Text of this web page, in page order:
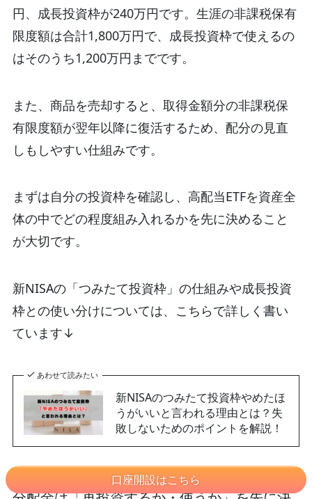
口座開設はこちら
円、成長投資枠が240万円です。生涯の非課税保有
限度額は合計1,800万円で、成長投資枠で使えるの
はそのうち1,200万円までです。
また、商品を売却すると、取得金額分の非課税保
有限度額が翌年以降に復活するため、配分の見直
しもしやすい仕組みです。
まずは自分の投資枠を確認し、高配当ETFを資産全
体の中でどの程度組み入れるかを先に決めること
が大切です。
新NISAの「つみたて投資枠」の仕組みや成長投資
枠との使い分けについては、こちらで詳しく書い
ています↓
あわせて読みたい
新NISAのつみたて投資枠やめたほ
うがいいと言われる理由とは？失
敗しないためのポイントを解説！